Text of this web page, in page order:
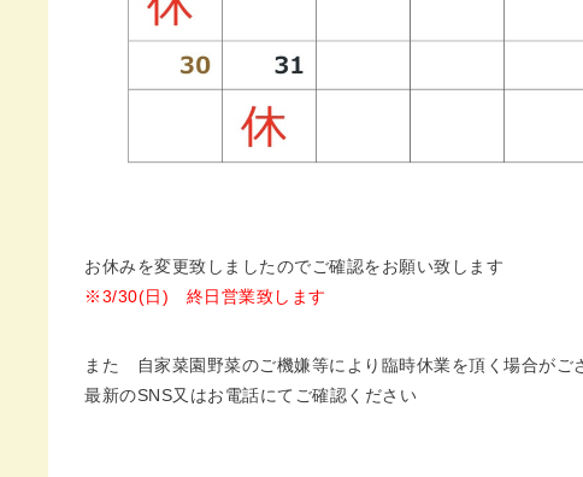
お休みを変更致しましたのでご確認をお願い致します
※3/30(日) 終日営業致します
また 自家菜園野菜のご機嫌等により臨時休業を頂く場合がご
最新のSNS又はお電話にてご確認ください